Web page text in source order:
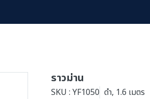
ราวม่าน
SKU : YF1050 ดำ, 1.6 เมตร